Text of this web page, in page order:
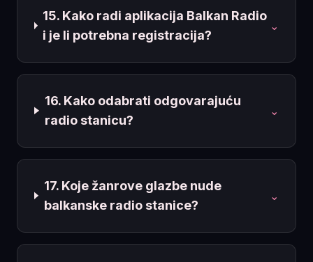
15. Kako radi aplikacija Balkan Radio
i je li potrebna registracija?
⌄
16. Kako odabrati odgovarajuću
radio stanicu?
⌄
17. Koje žanrove glazbe nude
balkanske radio stanice?
⌄